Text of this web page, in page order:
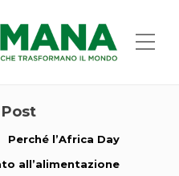
Perché l’Africa Day
all’alimentazione